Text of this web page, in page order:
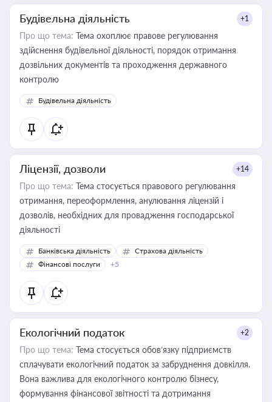
Будівельна діяльність +1
Про що тема: Тема охоплює правове регулювання
здійснення будівельної діяльності, порядок отримання
дозвільних документів та проходження державного
контролю
Будівельна діяльність
Ліцензії, дозволи +14
Про що тема: Тема стосується правового регулювання
отримання, переоформлення, анулювання ліцензій і
дозволів, необхідних для провадження господарської
діяльності
Банківська діяльність
Страхова діяльність
Фінансові послуги
+5
Екологічний податок +2
Про що тема: Тема стосується обов’язку підприємств
сплачувати екологічний податок за забруднення довкілля.
Вона важлива для екологічного контролю бізнесу,
формування фінансової звітності та дотримання